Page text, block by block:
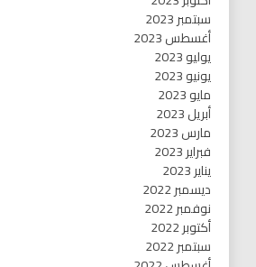
سبتمبر 2023
أغسطس 2023
يوليو 2023
يونيو 2023
مايو 2023
أبريل 2023
مارس 2023
فبراير 2023
يناير 2023
ديسمبر 2022
نوفمبر 2022
أكتوبر 2022
سبتمبر 2022